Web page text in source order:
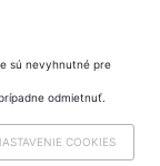
kryty na
náhodnému
TRADE s.r.o.,
sú nevyhnutné pre
odmietnuť.
COOKIES